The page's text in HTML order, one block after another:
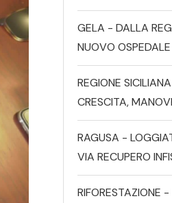
GELA - DALLA
NUOVO OSPEDALE
REGIONE
CRESCITA,
RAGUSA -
VIA RECUPERO
RIFORESTAZIONE